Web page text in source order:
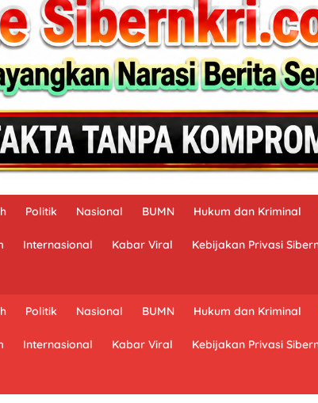
Politik Nasional BUMN Hukum dan Kriminal
Internasional Kabar Viral Kebijakan Privasi
Politik Nasional BUMN Hukum dan Kriminal
Internasional Kabar Viral Kebijakan Privasi